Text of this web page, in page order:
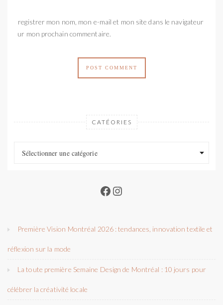
Enregistrer mon nom, mon e-mail et mon site dans le navigateur
pour mon prochain commentaire.
CATÉORIES
Sélectionner une catégorie
Facebook
Instagram
Première Vision Montréal 2026 : tendances, innovation textile et
réflexion sur la mode
La toute première Semaine Design de Montréal : 10 jours pour
célébrer la créativité locale